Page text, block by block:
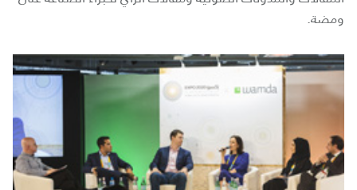
ومضة.